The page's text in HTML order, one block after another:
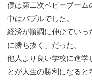
僕は第二次ベビーブーム
中はバブルでした。
経済が順調に伸びていっ
に勝ち抜く」だった。
他人より良い学校に進学
とが人生の勝利になると